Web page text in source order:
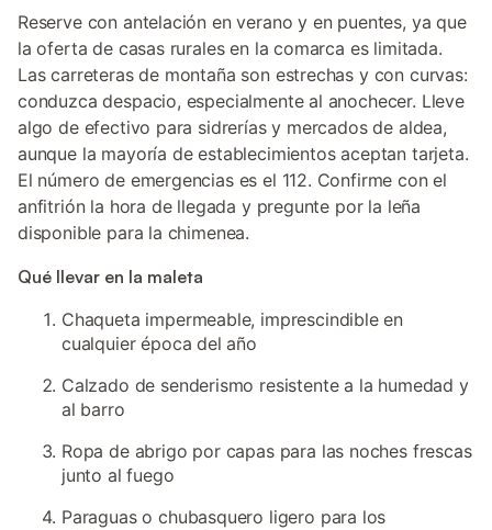
Reserve con antelación en verano y en puentes, ya que
la oferta de casas rurales en la comarca es limitada.
Las carreteras de montaña son estrechas y con curvas:
conduzca despacio, especialmente al anochecer. Lleve
algo de efectivo para sidrerías y mercados de aldea,
aunque la mayoría de establecimientos aceptan tarjeta.
El número de emergencias es el 112. Confirme con el
anfitrión la hora de llegada y pregunte por la leña
disponible para la chimenea.
Qué llevar en la maleta
Chaqueta impermeable, imprescindible en
cualquier época del año
Calzado de senderismo resistente a la humedad y
al barro
Ropa de abrigo por capas para las noches frescas
junto al fuego
Paraguas o chubasquero ligero para los